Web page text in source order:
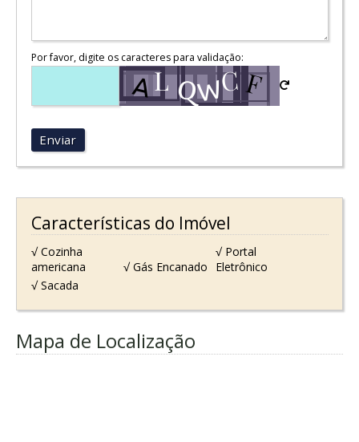
Por favor, digite os caracteres para validação:
Enviar
Características do Imóvel
√ Cozinha
americana
√ Gás Encanado
√ Portal
Eletrônico
√ Sacada
Mapa de Localização